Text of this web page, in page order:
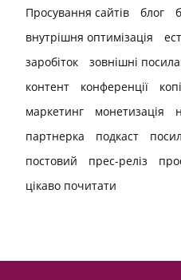
Просування сайтів
блог
внутрішня оптимізація
заробіток
зовнішні
контент
конференції
маркетинг
монетизація
партнерка
подкаст
постовий
прес-реліз
цікаво почитати